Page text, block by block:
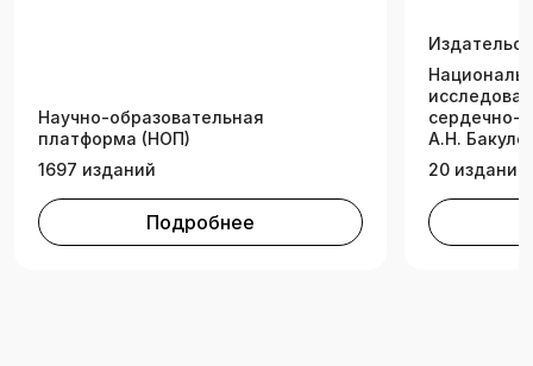
Научно-образовательная
платформа (НОП)
1697 изданий
Подробнее
сердечно-
А.Н.
20 изданий